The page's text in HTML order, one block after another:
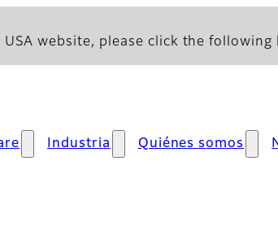
website, please click the following
Industria Quiénes somos